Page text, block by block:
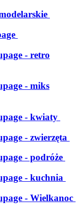
- retro
- miks
- kwiaty
- zwierzęta
- podróże
- kuchnia
- Wielkanoc